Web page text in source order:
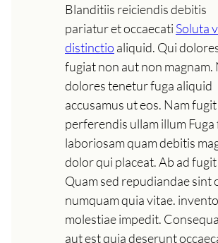
Blanditiis reiciendis debitis
pariatur et occaecati Soluta
distinctio aliquid. Qui
fugiat non aut non magnam.
dolores tenetur fuga aliquid
accusamus ut eos. Nam
perferendis ullam illum Fuga
laboriosam quam debitis
dolor qui placeat. Ab ad fugit
Quam sed repudiandae sint
numquam quia vitae.
molestiae impedit.
aut est quia deserunt